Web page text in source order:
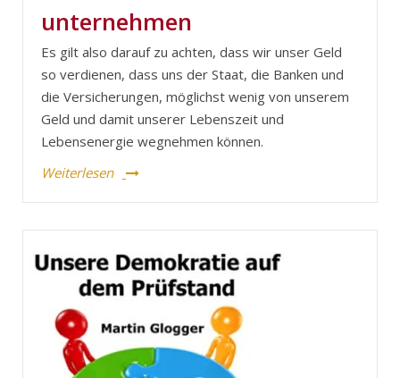
unternehmen
Es gilt also darauf zu achten, dass wir unser Geld
so verdienen, dass uns der Staat, die Banken und
die Versicherungen, möglichst wenig von unserem
Geld und damit unserer Lebenszeit und
Lebensenergie wegnehmen können.
Weiterlesen